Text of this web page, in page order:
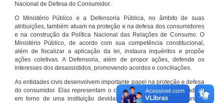
Nacional de Defesa do Consumidor.
O Ministério Público e a Defensoria Pública, no âmbito de suas
atribuições, também atuam na proteção e na defesa dos consumidores
e na construção da Política Nacional das Relações de Consumo. O
Ministério Público, de acordo com sua competência constitucional,
além de fiscalizar a aplicação da lei, instaura inquéritos e propõe
ações coletivas. A Defensoria, além de propor ações, defende os
interesses dos desassistidos, promovendo acordos e conciliações.
As entidades civis desenvolvem importante papel na proteção e defesa
do consumidor. Elas representam o conjunto organizado de cidadãos
em torno de uma instituição devidamente registrada e com função